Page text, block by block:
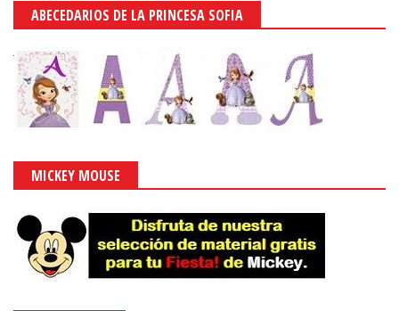
ABECEDARIOS DE LA PRINCESA SOFIA
MICKEY MOUSE